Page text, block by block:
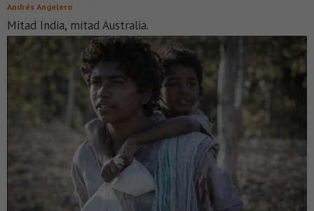
Andrés Angelero
Mitad India, mitad Australia.